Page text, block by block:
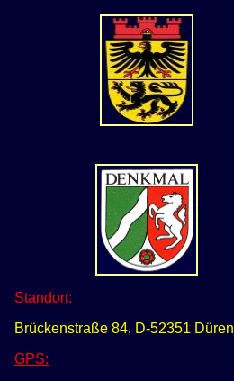
Standort:
Brückenstraße 84, D-52351 Düren
GPS: